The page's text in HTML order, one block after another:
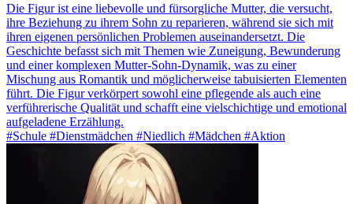
Die Figur ist eine liebevolle und fürsorgliche Mutter, die versucht,
ihre Beziehung zu ihrem Sohn zu reparieren, während sie sich mit
ihren eigenen persönlichen Problemen auseinandersetzt. Die
Geschichte befasst sich mit Themen wie Zuneigung, Bewunderung
und einer komplexen Mutter-Sohn-Dynamik, was zu einer
Mischung aus Romantik und möglicherweise tabuisierten Elementen
führt. Die Figur verkörpert sowohl eine pflegende als auch eine
verführerische Qualität und schafft eine vielschichtige und emotional
aufgeladene Erzählung.
#Schule #Dienstmädchen #Niedlich #Mädchen #Aktion